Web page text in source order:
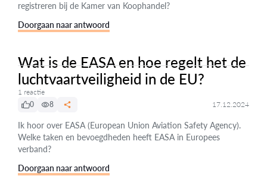
registreren bij de Kamer van Koophandel?
Doorgaan naar antwoord
Wat is de EASA en hoe regelt het de
luchtvaartveiligheid in de EU?
1 reactie
0
8 17.12.2024
Ik hoor over EASA (European Union Aviation Safety Agency).
Welke taken en bevoegdheden heeft EASA in Europees
verband?
Doorgaan naar antwoord